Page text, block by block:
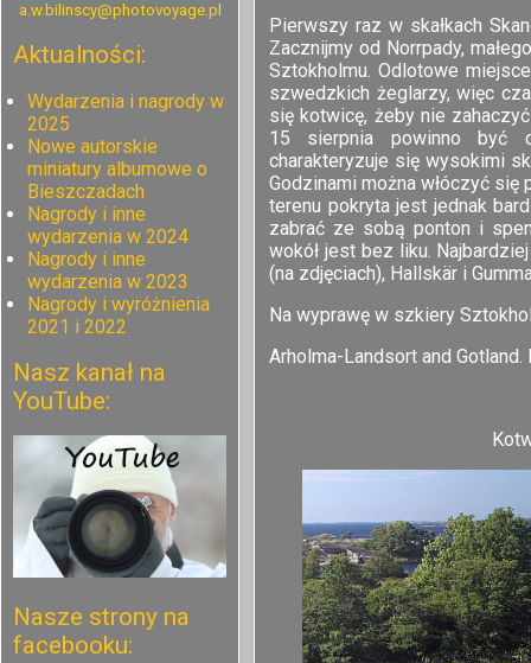
a.w.bilinscy@photovoyage.pl
Aktualności:
Wydarzenia i nagrody w
2025
Nowe autorskie
miniatury albumowe o
Bieszczadach
Nagrody i inne
wydarzenia w 2024
Nagrody i inne
wydarzenia w 2023
Nagrody i wyróżnienia
2021 i 2022
Nasz kanał na
YouTube:
Nasze strony na
facebooku:
Pierwszy raz w skałkach
Zacznijmy od Norrpady,
Sztokholmu. Odlotowe
szwedzkich żeglarzy, więc
się kotwicę, żeby nie
15 sierpnia powinno być
charakteryzuje się wysokimi
Godzinami można włóczyć się
terenu pokryta jest jednak
zabrać ze sobą ponton i
wokół jest bez liku.
(na zdjęciach), Hallskär i
Na wyprawę w szkiery
Arholma-Landsort and